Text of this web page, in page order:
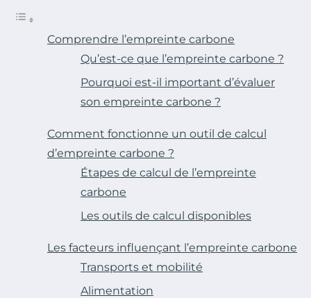
Comprendre l’empreinte carbone
Qu’est-ce que l’empreinte carbone ?
Pourquoi est-il important d’évaluer
son empreinte carbone ?
Comment fonctionne un outil de calcul
d’empreinte carbone ?
Étapes de calcul de l’empreinte
carbone
Les outils de calcul disponibles
Les facteurs influençant l’empreinte carbone
Transports et mobilité
Alimentation